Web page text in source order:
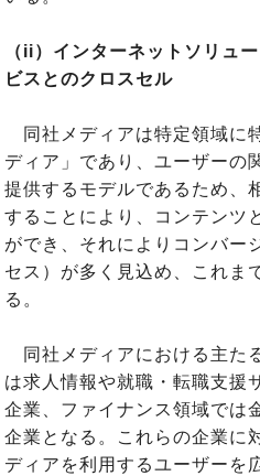
（ii）インターネットソリュ
ビスとのクロスセル
同社メディアは特定領域に
ディア」であり、ユーザーの
提供するモデルであるため、
することにより、コンテンツ
ができ、それによりコンバー
セス）が多く見込め、これま
る。
同社メディアにおける主た
は求人情報や就職・転職支援
企業、ファイナンス領域では
企業となる。これらの企業に
ディアを利用するユーザーを